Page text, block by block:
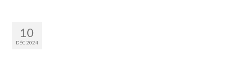
10
DÉC 2024